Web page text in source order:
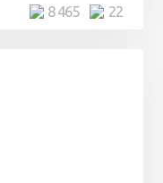
22
8 465